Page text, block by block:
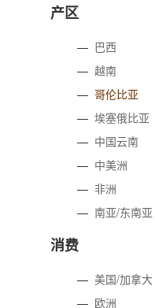
产区
— 巴西
—越南
—哥伦比亚
—埃塞俄比亚
— 中国云南
— 中美洲
—非洲
—南亚/东南亚
消费
—美国/加拿大
— 欧洲